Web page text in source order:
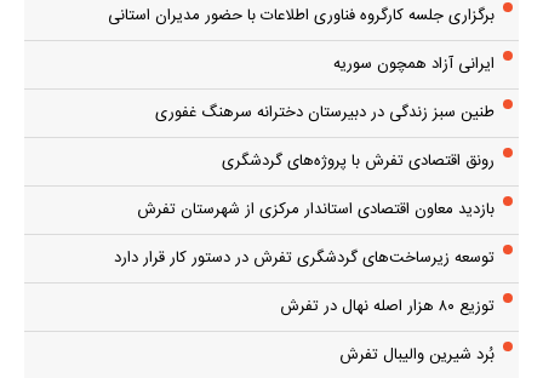
برگزاری جلسه کارگروه فناوری اطلاعات با حضور مدیران استانی
ایرانی آزاد همچون سوریه
طنین سبز زندگی در دبیرستان دخترانه سرهنگ غفوری
رونق اقتصادی تفرش با پروژه‌های گردشگری
بازدید معاون اقتصادی استاندار مرکزی از شهرستان تفرش
توسعه زیرساخت‌های گردشگری تفرش در دستور کار قرار دارد
توزیع ۸۰ هزار اصله نهال در تفرش
بُرد شیرین والیبال تفرش